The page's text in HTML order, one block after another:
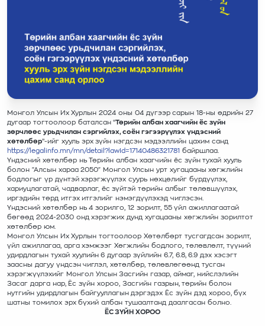
Монгол Улсын Их Хурлын 2024 оны 04 дүгээр сарын 18-ны өдрийн 27
дугаар тогтоолоор баталсан “Төрийн албан хаагчийн ёс зүйн
зөрчлөөс урьдчилан сэргийлэх, соён гэгээрүүлэх үндэсний
хөтөлбөр”-ийг хууль эрх зүйн нэгдсэн мэдээллийн цахим санд
https://legalinfo.mn/mn/detail?lawId=17140486321781 байршлаа.
Үндэсний хөтөлбөр нь Төрийн албан хаагчийн ёс зүйн тухай хууль
болон "Алсын хараа 2050" Монгол Улсын урт хугацааны хөгжлийн
бодлогыг үр дүнтэй хэрэгжүүлэх суурь нөхцөлийг бүрдүүлэх,
хариуцлагатай, чадварлаг, ёс зүйтэй төрийн албыг төлөвшүүлэх,
иргэдийн төрд итгэх итгэлийг нэмэгдүүлэхэд чиглэсэн.
Үндэсний хөтөлбөр нь 4 зорилго, 12 зорилт, 55 үйл ажиллагаатай
бөгөөд 2024-2030 онд хэрэгжих дунд хугацааны хөгжлийн зорилтот
хөтөлбөр юм.
Монгол Улсын Их Хурлын тогтоолоор Хөтөлбөрт тусгагдсан зорилт,
үйл ажиллагаа, арга хэмжээг Хөгжлийн бодлого, төлөвлөлт, түүний
удирдлагын тухай хуулийн 6 дугаар зүйлийн 6.7, 6.8, 6.9 дэх хэсэгт
заасны дагуу үндсэн чиглэл, хөтөлбөр, төлөвлөгөөнд тусган
хэрэгжүүлэхийг Монгол Улсын Засгийн газар, аймаг, нийслэлийн
Засаг дарга нар, Ёс зүйн хороо, Засгийн газрын, төрийн болон
нутгийн удирдлагын байгууллагын дэргэдэх Ёс зүйн дэд хороо, бүх
шатны томилох эрх бүхий албан тушаалтанд даалгасан болно.
ЁС ЗҮЙН ХОРОО